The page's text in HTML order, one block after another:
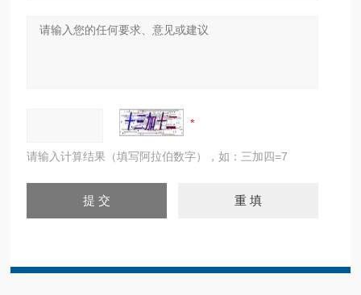
请输入计算结果（填写阿拉伯数字），如：三加四=7